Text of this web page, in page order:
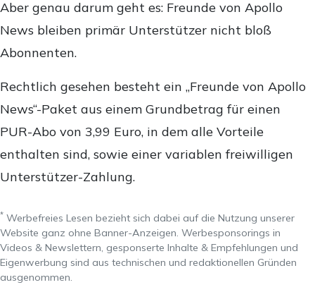
Aber genau darum geht es: Freunde von Apollo
News bleiben primär Unterstützer nicht bloß
Abonnenten.
Rechtlich gesehen besteht ein „Freunde von Apollo
News“-Paket aus einem Grundbetrag für einen
PUR-Abo von 3,99 Euro, in dem alle Vorteile
enthalten sind, sowie einer variablen freiwilligen
Unterstützer-Zahlung.
* Werbefreies Lesen bezieht sich dabei auf die Nutzung unserer
Website ganz ohne Banner-Anzeigen. Werbesponsorings in
Videos & Newslettern, gesponserte Inhalte & Empfehlungen und
Eigenwerbung sind aus technischen und redaktionellen Gründen
ausgenommen.